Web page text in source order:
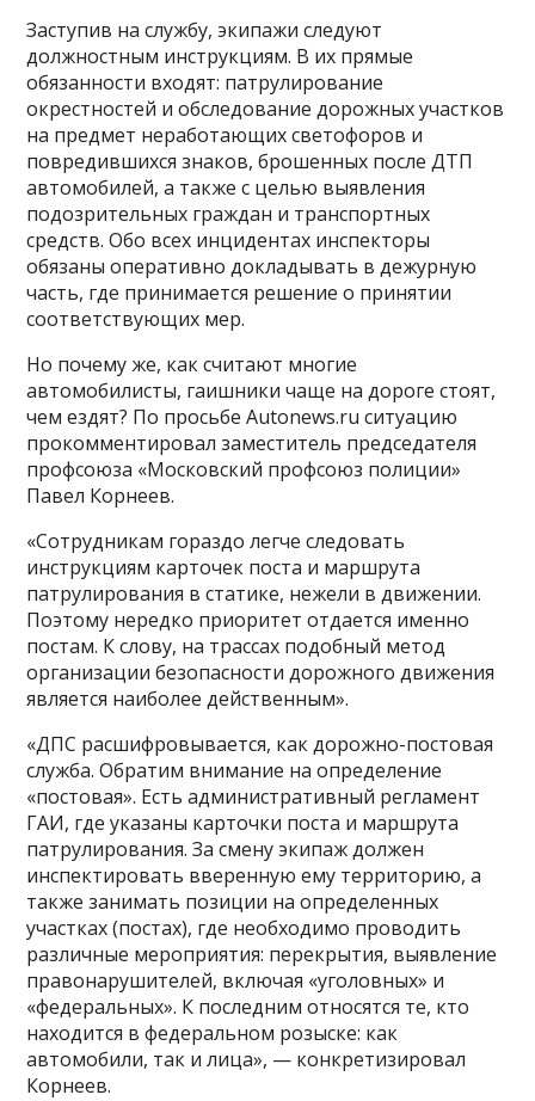
Заступив на службу, экипажи следуют
должностным инструкциям. В их прямые
обязанности входят: патрулирование
окрестностей и обследование дорожных участков
на предмет неработающих светофоров и
повредившихся знаков, брошенных после ДТП
автомобилей, а также с целью выявления
подозрительных граждан и транспортных
средств. Обо всех инцидентах инспекторы
обязаны оперативно докладывать в дежурную
часть, где принимается решение о принятии
соответствующих мер.
Но почему же, как считают многие
автомобилисты, гаишники чаще на дороге стоят,
чем ездят? По просьбе Autonews.ru ситуацию
прокомментировал заместитель председателя
профсоюза «Московский профсоюз полиции»
Павел Корнеев.
«Сотрудникам гораздо легче следовать
инструкциям карточек поста и маршрута
патрулирования в статике, нежели в движении.
Поэтому нередко приоритет отдается именно
постам. К слову, на трассах подобный метод
организации безопасности дорожного движения
является наиболее действенным».
«ДПС расшифровывается, как дорожно-постовая
служба. Обратим внимание на определение
«постовая». Есть административный регламент
ГАИ, где указаны карточки поста и маршрута
патрулирования. За смену экипаж должен
инспектировать вверенную ему территорию, а
также занимать позиции на определенных
участках (постах), где необходимо проводить
различные мероприятия: перекрытия, выявление
правонарушителей, включая «уголовных» и
«федеральных». К последним относятся те, кто
находится в федеральном розыске: как
автомобили, так и лица», — конкретизировал
Корнеев.